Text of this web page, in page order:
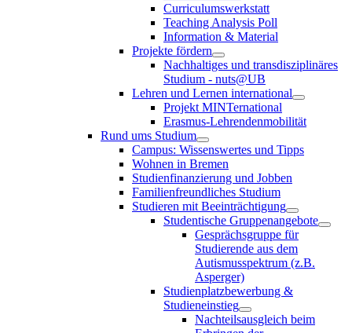
Curriculumswerkstatt
Teaching Analysis Poll
Information & Material
Projekte fördern
Nachhaltiges und transdisziplinäres
Studium - nuts@UB
Lehren und Lernen international
Projekt MINTernational
Erasmus-Lehrendenmobilität
Rund ums Studium
Campus: Wissenswertes und Tipps
Wohnen in Bremen
Studienfinanzierung und Jobben
Familienfreundliches Studium
Studieren mit Beeinträchtigung
Studentische Gruppenangebote
Gesprächsgruppe für
Studierende aus dem
Autismusspektrum (z.B.
Asperger)
Studienplatzbewerbung &
Studieneinstieg
Nachteilsausgleich beim